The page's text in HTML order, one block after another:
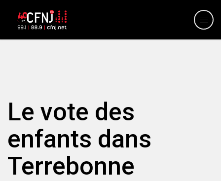
Le vote des
enfants dans
Terrebonne